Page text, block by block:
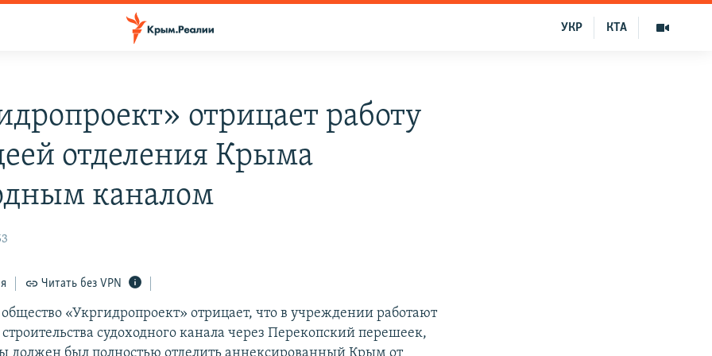
КТА
УКР
отрицает работу
отделения Крыма
каналом
Читать без VPN
«Укргидропроект» отрицает, что в учреждении работают
судоходного канала через Перекопский перешеек,